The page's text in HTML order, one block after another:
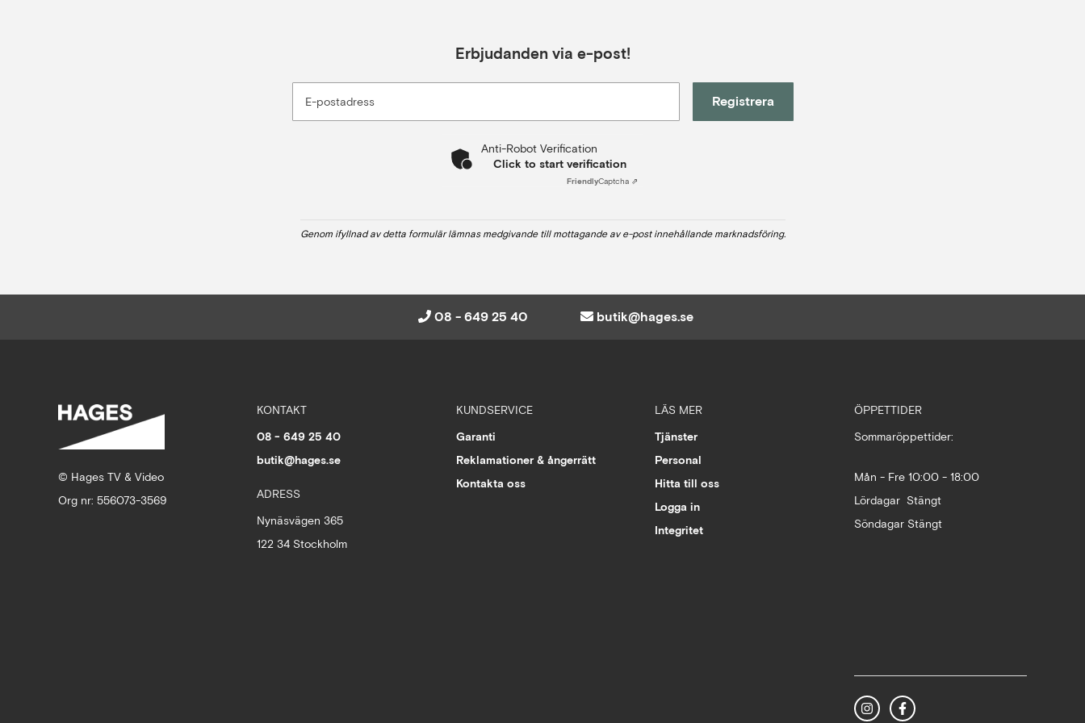
Erbjudanden via e-post!
E-postadress Registrera
Anti-Robot Verification
Click to start verification
FriendlyCaptcha ⇗
Genom ifyllnad av detta formulär lämnas medgivande till mottagande av e-post innehållande marknadsföring.
08 - 649 25 40 butik@hages.se
© Hages TV & Video
Org nr: 556073-3569
KONTAKT
08 - 649 25 40
butik@hages.se
ADRESS
Nynäsvägen 365
122 34 Stockholm
KUNDSERVICE
Garanti
Reklamationer & ångerrätt
Kontakta oss
LÄS MER
Tjänster
Personal
Hitta till oss
Logga in
Integritet
ÖPPETTIDER
Sommaröppettider:
Mån - Fre 10:00 - 18:00
Lördagar Stängt
Söndagar Stängt